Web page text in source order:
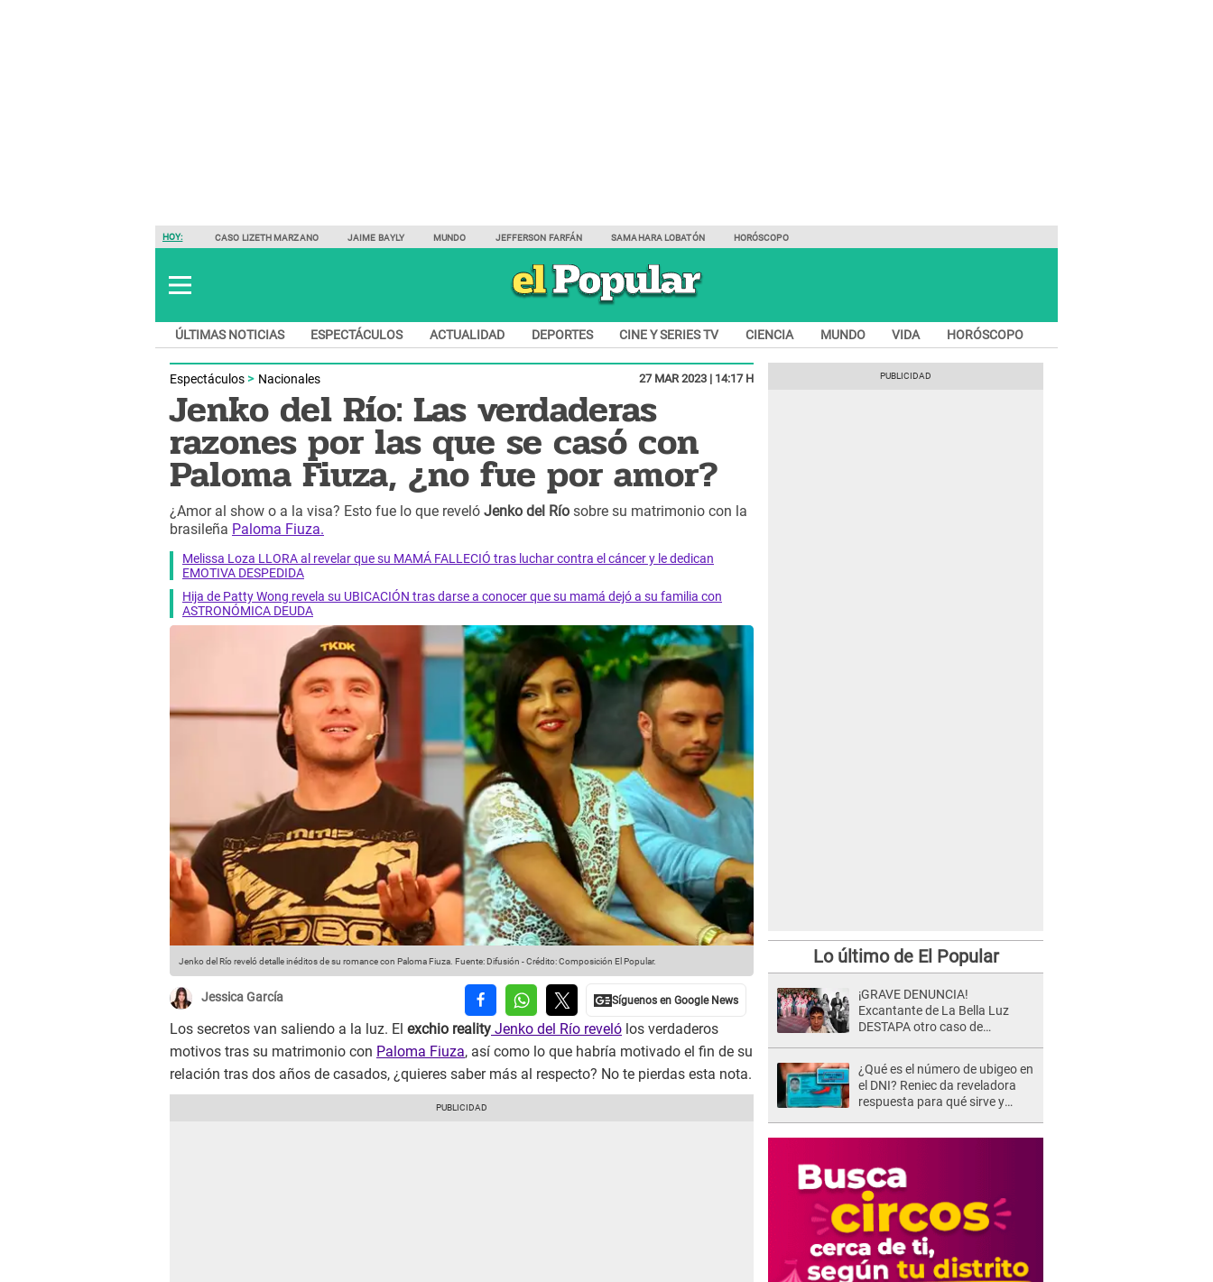
HOY: CASO LIZETH MARZANO JAIME BAYLY MUNDO JEFFERSON FARFÁN SAMAHARA LOBATÓN HORÓSCOPO
ÚLTIMAS NOTICIAS ESPECTÁCULOS ACTUALIDAD DEPORTES CINE Y SERIES TV CIENCIA MUNDO VIDA HORÓSCOPO
Espectáculos Nacionales 27 MAR 2023 | 14:17 H
Jenko del Río: Las verdaderas
razones por las que se casó con
Paloma Fiuza, ¿no fue por amor?
¿Amor al show o a la visa? Esto fue lo que reveló Jenko del Río sobre su matrimonio con la
brasileña Paloma Fiuza.
Melissa Loza LLORA al revelar que su MAMÁ FALLECIÓ tras luchar contra el cáncer y le dedican
EMOTIVA DESPEDIDA
Hija de Patty Wong revela su UBICACIÓN tras darse a conocer que su mamá dejó a su familia con
ASTRONÓMICA DEUDA
Jenko del Río reveló detalle inéditos de su romance con Paloma Fiuza. Fuente: Difusión -Crédito: Composición El Popular.
Jessica García
Los secretos van saliendo a la luz. El exchio reality Jenko del Río reveló los verdaderos
motivos tras su matrimonio con Paloma Fiuza, así como lo que habría motivado el fin de su
relación tras dos años de casados, ¿quieres saber más al respecto? No te pierdas esta nota.
Lo último de El Popular
¡GRAVE DENUNCIA!
Excantante de La Bella Luz
DESTAPA otro caso de
represalias: "Yo siempre..."
¿Qué es el número de ubigeo en
el DNI? Reniec da reveladora
respuesta para qué sirve y